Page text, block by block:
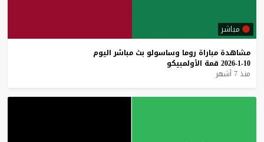
مباشر
مشاهدة مباراة روما وساسولو بث مباشر اليوم
10-1-2026
قمة الأولمبيكو
منذ 7 أشهر